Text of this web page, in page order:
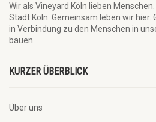
Wir als Vineyard Köln lieben
Stadt Köln. Gemeinsam leben wir hier.
in Verbindung zu den Menschen in
bauen.
KURZER ÜBERBLICK
Über uns